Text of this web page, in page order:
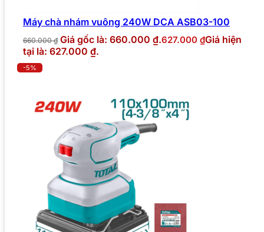
Máy chà nhám vuông 240W DCA ASB03-100
660.000₫ Giá gốc là: 660.000 ₫.627.000 ₫Giá hiện
tại là: 627.000 ₫.
-5%